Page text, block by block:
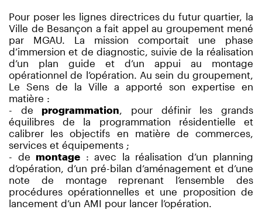
Pour poser les lignes directrices du futur quartier, la
Ville de Besançon a fait appel au groupement mené
par MGAU. La mission comportait une phase
d’immersion et de diagnostic, suivie de la réalisation
d’un plan guide et d’un appui au montage
opérationnel de l’opération. Au sein du groupement,
Le Sens de la Ville a apporté son expertise en
matière :
- deprogrammation, pour définir les grands
équilibres de la programmation résidentielle et
calibrer les objectifs en matière de commerces,
services et équipements ;
- de montage : avec la réalisation d’un planning
d’opération, d’un pré-bilan d’aménagement et d’une
note de montage reprenant l’ensemble des
procédures opérationnelles et une proposition de
lancement d’un AMI pour lancer l’opération.